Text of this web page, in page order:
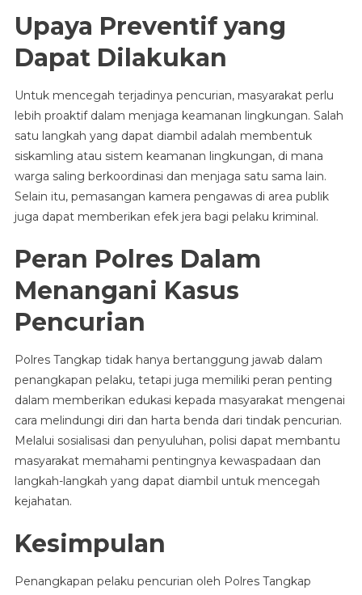
Upaya Preventif yang
Dapat Dilakukan
Untuk mencegah terjadinya pencurian, masyarakat perlu
lebih proaktif dalam menjaga keamanan lingkungan. Salah
satu langkah yang dapat diambil adalah membentuk
siskamling atau sistem keamanan lingkungan, di mana
warga saling berkoordinasi dan menjaga satu sama lain.
Selain itu, pemasangan kamera pengawas di area publik
juga dapat memberikan efek jera bagi pelaku kriminal.
Peran Polres Dalam
Menangani Kasus
Pencurian
Polres Tangkap tidak hanya bertanggung jawab dalam
penangkapan pelaku, tetapi juga memiliki peran penting
dalam memberikan edukasi kepada masyarakat mengenai
cara melindungi diri dan harta benda dari tindak pencurian.
Melalui sosialisasi dan penyuluhan, polisi dapat membantu
masyarakat memahami pentingnya kewaspadaan dan
langkah-langkah yang dapat diambil untuk mencegah
kejahatan.
Kesimpulan
Penangkapan pelaku pencurian oleh Polres Tangkap